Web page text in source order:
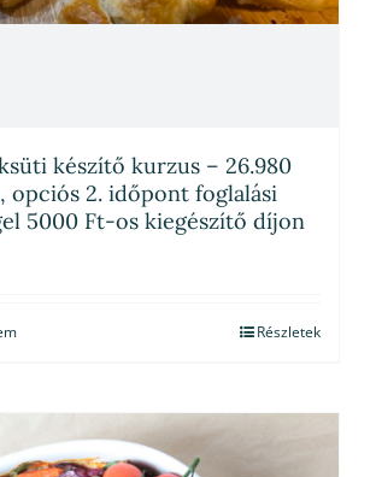
készítő kurzus – 26.980
2. időpont foglalási
5000 Ft-os kiegészítő díjon
Részletek